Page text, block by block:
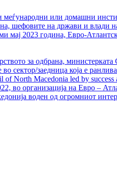
или домашни
шефовите на држави и
мај 2023 година, Евро-
за одбрана, министерката
во сектор/заедница која е
North Macedonia led by success
во организација на Евро –
воден од огромниот